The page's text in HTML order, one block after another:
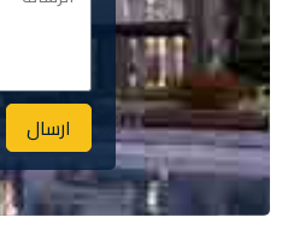
ارسال
Alternative: